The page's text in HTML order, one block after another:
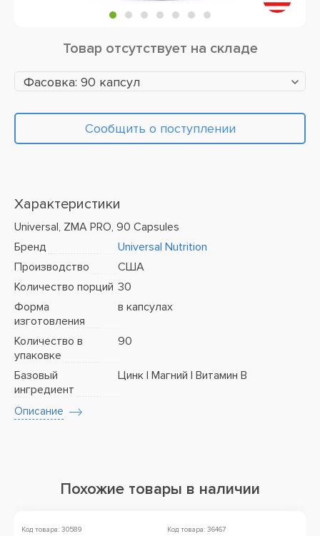
Товар отсутствует на складе
Фасовка: 90 капсул
Сообщить о поступлении
Характеристики
Universal, ZMA PRO, 90 Capsules
Бренд
Universal Nutrition
Производство
США
Количество порций 30
Форма
изготовления
в капсулах
Количество в
упаковке
90
Базовый
ингредиент
Цинк | Магний | Витамин B
Описание
Похожие товары в наличии
Код товара: 30589 Код товара: 36467